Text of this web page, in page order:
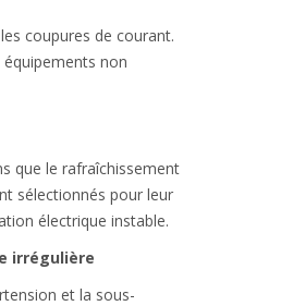
coupures de courant.
non
que le rafraîchissement
sélectionnés pour leur
électrique instable.
irrégulière
et la sous-